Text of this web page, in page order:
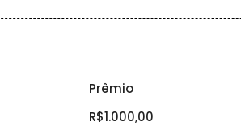
Prêmio
R$1.000,00